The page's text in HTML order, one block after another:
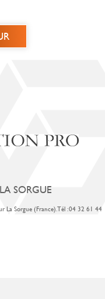
SORGUE
La Sorgue (France). Tél : 04 32 61 44